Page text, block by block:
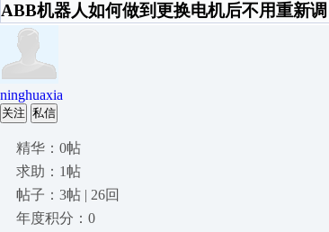
ABB机器人如何做到更换电机后不用重新
ninghuaxia
关注 私信
精华：0帖
求助：1帖
帖子：3帖 | 26回
年度积分：0